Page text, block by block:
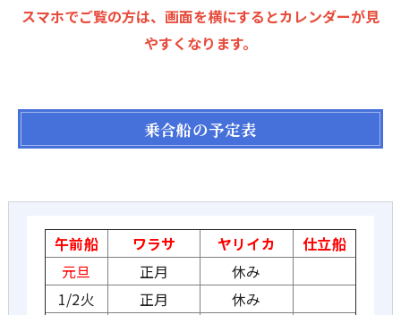
スマホでご覧の方は、画面を横にするとカレンダーが見
やすくなります。
乗合船の予定表
午前船 ワラサ ヤリイカ
仕立船
元旦
正月
休み
1/2火
正月
休み